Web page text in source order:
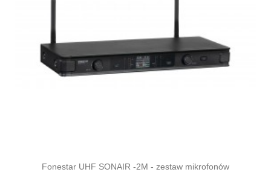
Fonestar UHF SONAIR -2M - zestaw mikrofonów